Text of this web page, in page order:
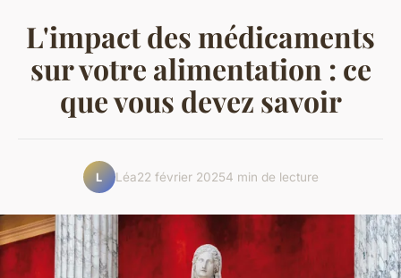
L'impact des médicaments
sur votre alimentation : ce
que vous devez savoir
L Léa22 février 20254 min de lecture